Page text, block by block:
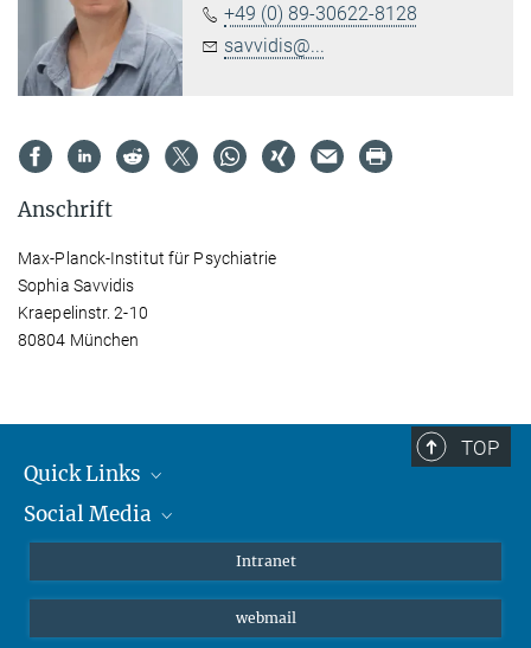
+49 (0) 89-30622-8128
savvidis@...
Anschrift
Max-Planck-Institut für Psychiatrie
Sophia Savvidis
Kraepelinstr. 2-10
80804 München
TOP
Quick Links
Student*innen/Wissenschaftler*innen
Social Media
Bluesky
Intranet
webmail